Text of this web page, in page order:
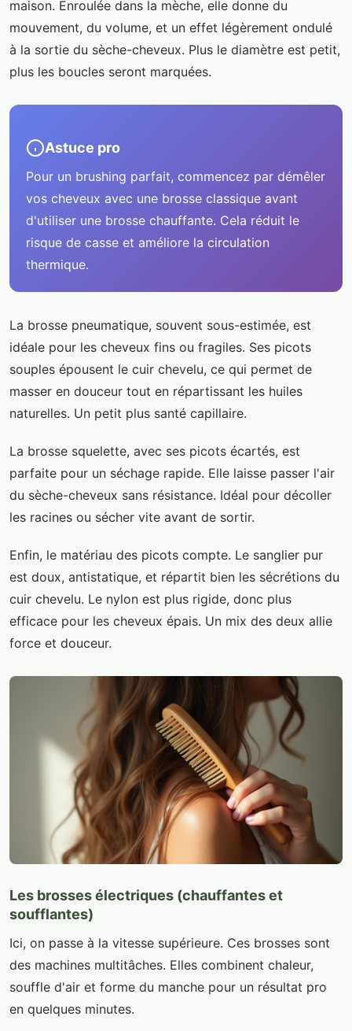
maison. Enroulée dans la mèche, elle donne du
mouvement, du volume, et un effet légèrement ondulé
à la sortie du sèche-cheveux. Plus le diamètre est petit,
plus les boucles seront marquées.
Astuce pro
Pour un brushing parfait, commencez par démêler
vos cheveux avec une brosse classique avant
d'utiliser une brosse chauffante. Cela réduit le
risque de casse et améliore la circulation
thermique.
La brosse pneumatique, souvent sous-estimée, est
idéale pour les cheveux fins ou fragiles. Ses picots
souples épousent le cuir chevelu, ce qui permet de
masser en douceur tout en répartissant les huiles
naturelles. Un petit plus santé capillaire.
La brosse squelette, avec ses picots écartés, est
parfaite pour un séchage rapide. Elle laisse passer l'air
du sèche-cheveux sans résistance. Idéal pour décoller
les racines ou sécher vite avant de sortir.
Enfin, le matériau des picots compte. Le sanglier pur
est doux, antistatique, et répartit bien les sécrétions du
cuir chevelu. Le nylon est plus rigide, donc plus
efficace pour les cheveux épais. Un mix des deux allie
force et douceur.
Les brosses électriques (chauffantes et
soufflantes)
Ici, on passe à la vitesse supérieure. Ces brosses sont
des machines multitâches. Elles combinent chaleur,
souffle d'air et forme du manche pour un résultat pro
en quelques minutes.